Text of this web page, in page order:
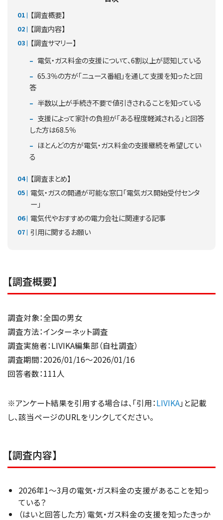
【調査概要】
【調査内容】
【調査サマリー】
電気・ガス料金の支援について、6割以上が認知している
65.3％の方が「ニュース番組」を通して支援を知ったと回
答
半数以上が手続き不要で値引きされることを知っている
支援によって家計の負担が「ある程度軽減される」と回答
した方は68.5％
ほとんどの方が電気・ガス料金の支援継続を希望してい
る
【調査まとめ】
電気・ガスの開通が可能な窓口「電気ガス開始受付センタ
ー」
電気代やおすすめの電力会社に関連する記事
引用に関するお願い
【調査概要】
調査対象：全国の男女
調査方法：インターネット調査
調査実施者：LIVIKA編集部（自社調査）
調査期間：2026/01/16～2026/01/16
回答者数：111人
※アンケート結果を引用する場合は、「引用：LIVIKA」と記載
し、該当ページのURLをリンクしてください。
【調査内容】
2026年1～3月の電気・ガス料金の支援があることを知っ
ている？
（はいと回答した方）電気・ガス料金の支援を知ったきっか